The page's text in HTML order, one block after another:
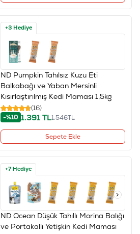
+3 Hediye
ND Pumpkin Tahılsız Kuzu Eti
Balkabağı ve Yaban Mersinli
Kısırlaştırılmış Kedi Maması 1,5kg
(16)
-%10 1.391TL1.546TL
Sepete Ekle
+7 Hediye
ND Ocean Düşük Tahıllı Morina Balığı
ve Portakallı Yetişkin Kedi Maması